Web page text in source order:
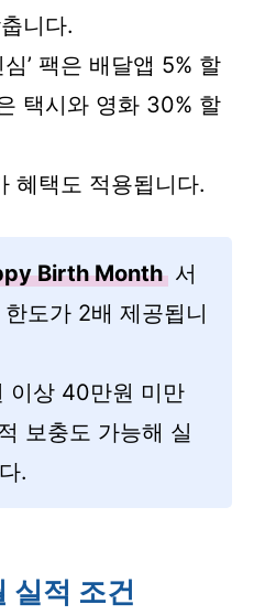
니다.
’ 팩은 배달앱 5% 할
택시와 영화 30% 할
혜택도 적용됩니다.
Birth Month 서
도가 2배 제공됩니
이상 40만원 미만
보충도 가능해 실
.
실적 조건